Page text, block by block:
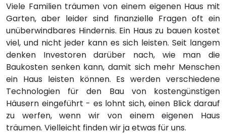
Viele Familien träumen von einem eigenen Haus mit
Garten, aber leider sind finanzielle Fragen oft ein
unüberwindbares Hindernis. Ein Haus zu bauen kostet
viel, und nicht jeder kann es sich leisten. Seit langem
denken Investoren darüber nach, wie man die
Baukosten senken kann, damit sich mehr Menschen
ein Haus leisten können. Es werden verschiedene
Technologien für den Bau von kostengünstigen
Häusern eingeführt - es lohnt sich, einen Blick darauf
zu werfen, wenn wir von einem eigenen Haus
träumen. Vielleicht finden wir ja etwas für uns.